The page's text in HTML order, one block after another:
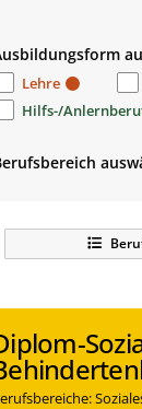
Lehre
Hilfs-/